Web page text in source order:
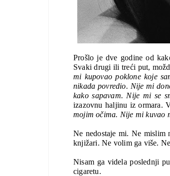
Prošlo je dve godine od
Svaki drugi ili treći put,
mi kupovao poklone koje
nikada povredio. Nije mi
kako sapavam. Nije mi se
izazovnu haljinu iz ormara.
mojim očima. Nije mi kuvao
Ne nedostaje mi. Ne mislim
knjižari. Ne volim ga više.
Nisam ga videla poslednji
cigaretu.